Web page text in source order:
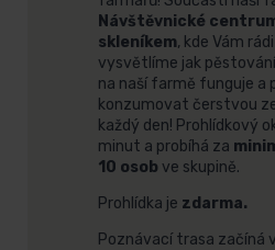
Návštěvnické
skleníkem, kde Vám
vysvětlíme jak
na naší farmě funguje a
konzumovat čerstvou
každý den! Prohlídkový
minut a probíhá za
10 osob ve skupině.
Prohlídka je zdarma.
Poznávací trasa začíná